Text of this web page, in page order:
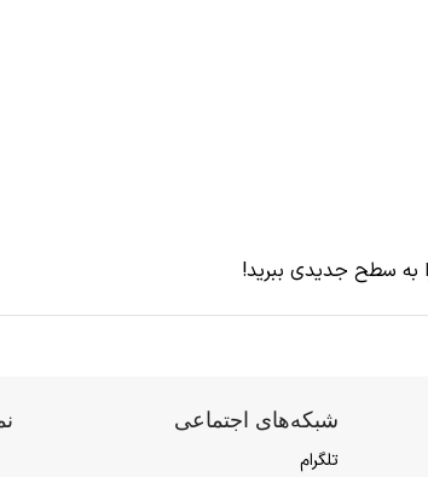
به سطح جدیدی ببرید!
شبکه‌های اجتماعی
تلگرام